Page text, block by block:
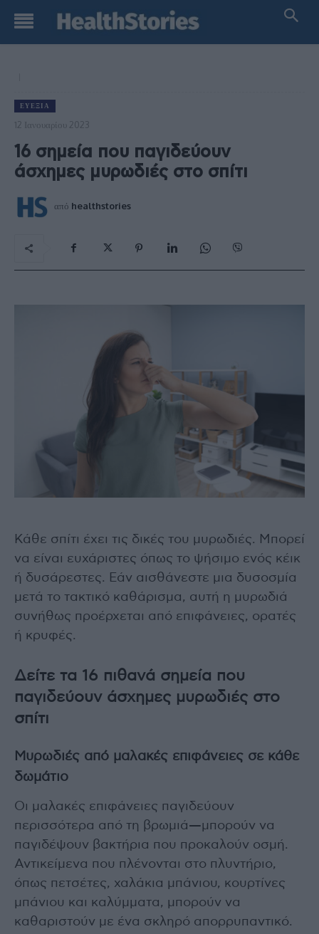
ΕΥΕΞΊΑ
12 Ιανουαρίου 2023
16 σημεία που παγιδεύουν
άσχημες μυρωδιές στο σπίτι
από healthstories
Κάθε σπίτι έχει τις δικές του μυρωδιές. Μπορεί
να είναι ευχάριστες όπως το ψήσιμο ενός κέικ
ή δυσάρεστες. Εάν αισθάνεστε μια δυσοσμία
μετά το τακτικό καθάρισμα, αυτή η μυρωδιά
συνήθως προέρχεται από επιφάνειες, ορατές
ή κρυφές.
Δείτε τα 16 πιθανά σημεία που
παγιδεύουν άσχημες μυρωδιές στο
σπίτι
Μυρωδιές από μαλακές επιφάνειες σε κάθε
δωμάτιο
Οι μαλακές επιφάνειες παγιδεύουν
περισσότερα από τη βρωμιά—μπορούν να
παγιδέψουν βακτήρια που προκαλούν οσμή.
Αντικείμενα που πλένονται στο πλυντήριο,
όπως πετσέτες, χαλάκια μπάνιου, κουρτίνες
μπάνιου και καλύμματα, μπορούν να
καθαριστούν με ένα σκληρό απορρυπαντικό.